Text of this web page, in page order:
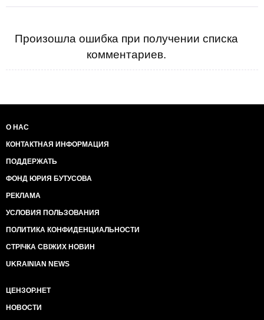
Произошла ошибка при получении списка
комментариев.
О НАС
КОНТАКТНАЯ ИНФОРМАЦИЯ
ПОДДЕРЖАТЬ
ФОНД ЮРИЯ БУТУСОВА
РЕКЛАМА
УСЛОВИЯ ПОЛЬЗОВАНИЯ
ПОЛИТИКА КОНФИДЕНЦИАЛЬНОСТИ
СТРІЧКА СВІЖИХ НОВИН
UKRAINIAN NEWS
ЦЕНЗОР.НЕТ
НОВОСТИ